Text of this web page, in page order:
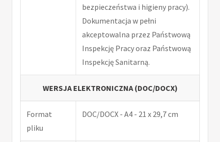
bezpieczeństwa i higieny pracy).
Dokumentacja w pełni
akceptowalna przez Państwową
Inspekcję Pracy oraz Państwową
Inspekcję Sanitarną.
WERSJA ELEKTRONICZNA (DOC/DOCX)
Format
pliku
DOC/DOCX - A4 - 21 x 29,7 cm